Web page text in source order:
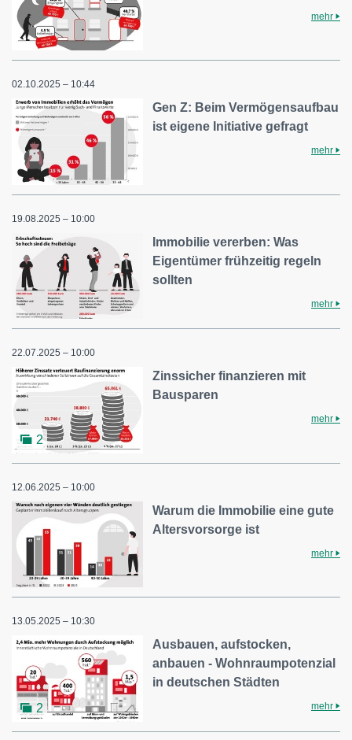
mehr
02.10.2025 – 10:44
Gen Z: Beim Vermögensaufbau
ist eigene Initiative gefragt
mehr
19.08.2025 – 10:00
Immobilie vererben: Was
Eigentümer frühzeitig regeln
sollten
mehr
22.07.2025 – 10:00
2
Zinssicher finanzieren mit
Bausparen
mehr
12.06.2025 – 10:00
Warum die Immobilie eine gute
Altersvorsorge ist
mehr
13.05.2025 – 10:30
2
Ausbauen, aufstocken,
anbauen - Wohnraumpotenzial
in deutschen Städten
mehr